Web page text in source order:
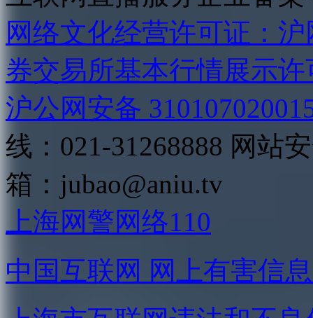
网络文化经营许可证：
券交易所基本行情展示许
沪公网安备
线：021-31268888 网站
箱： jubao@aniu.tv
上海网警网络110
中国互联网 网上有害信